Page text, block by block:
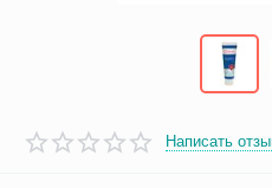
Написать